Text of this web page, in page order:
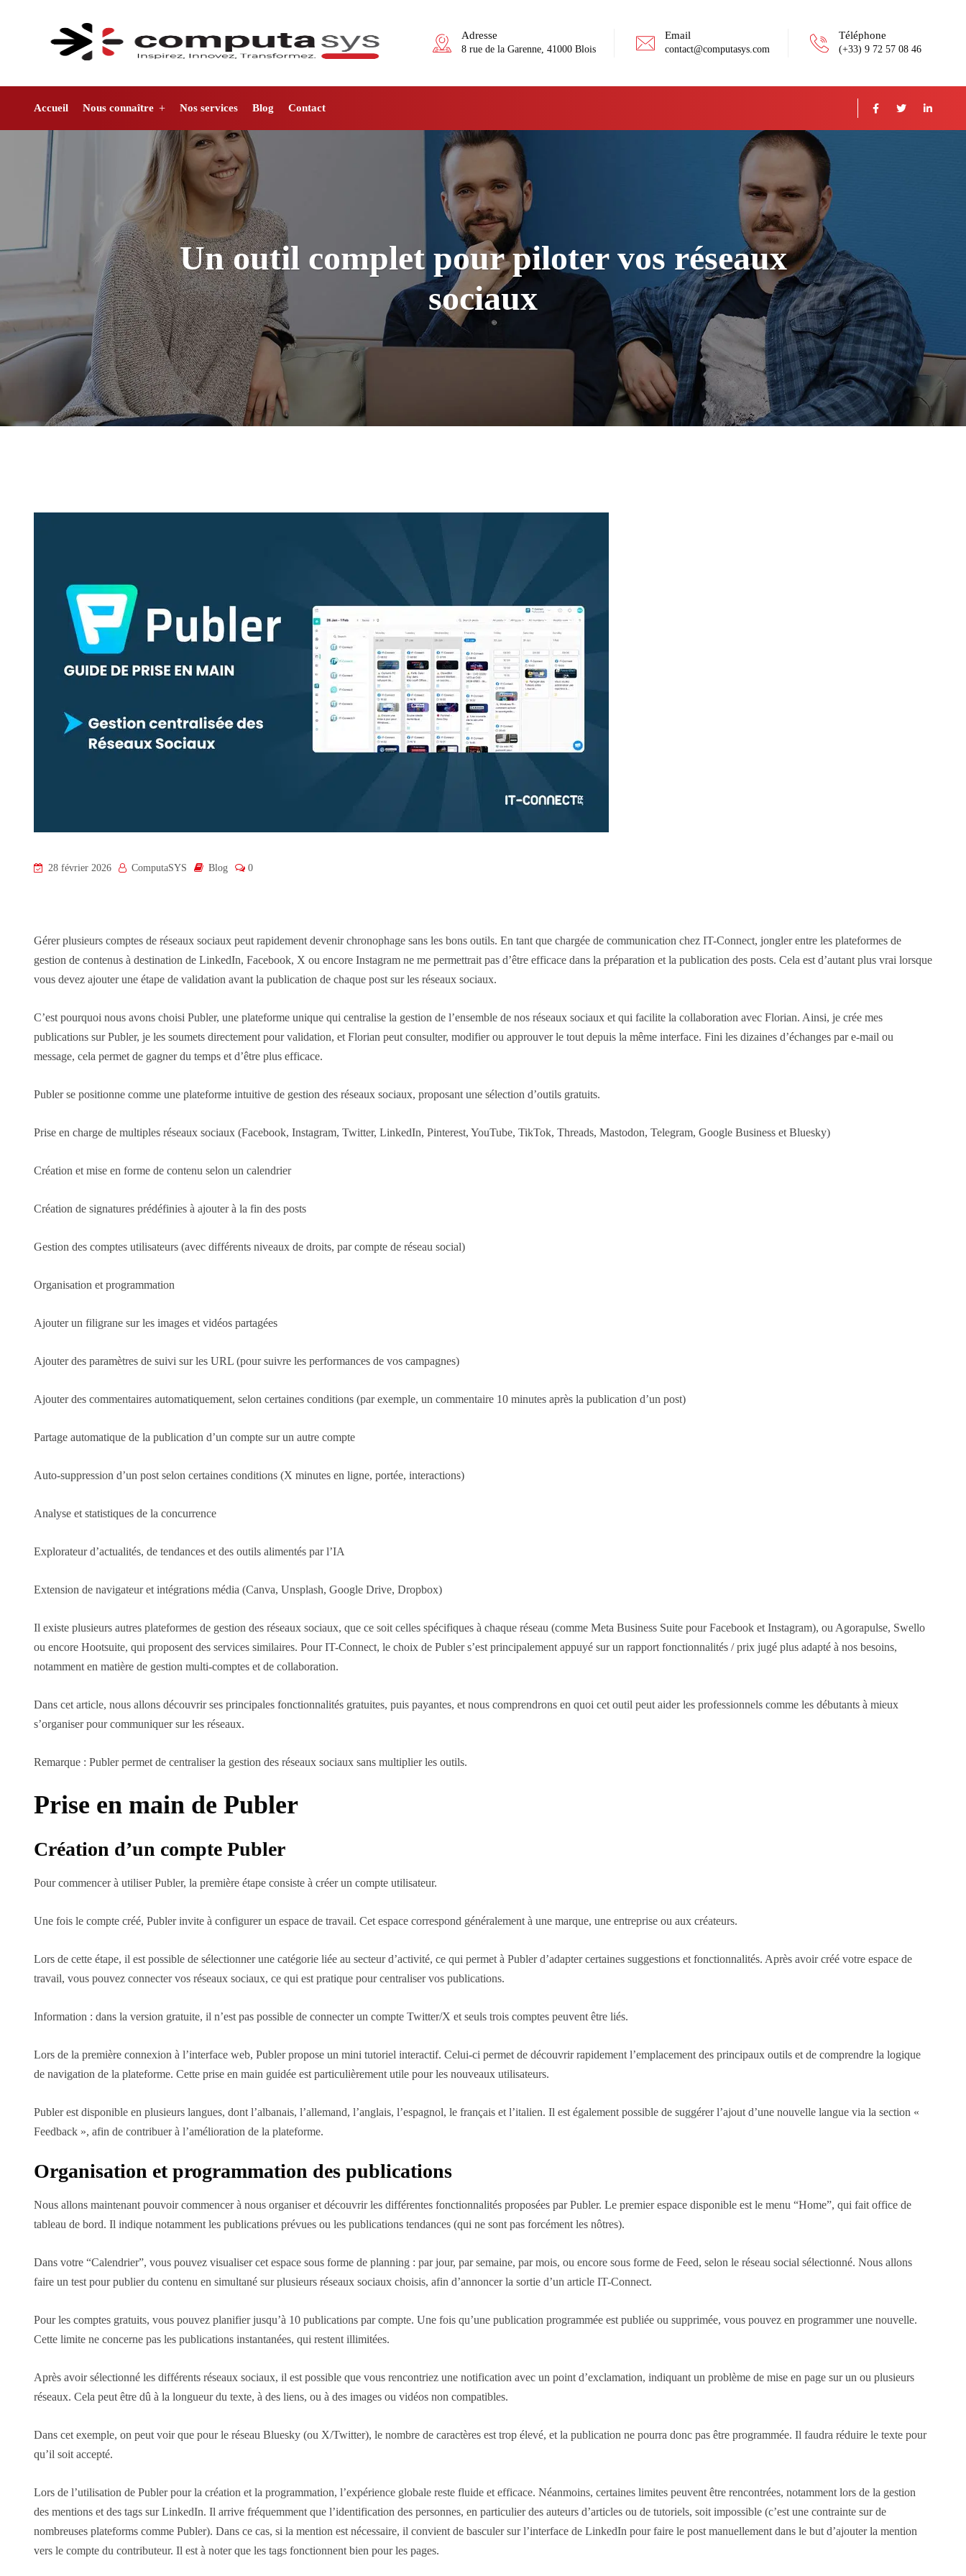
Adresse
8 rue de la Garenne, 41000 Blois
Email
contact@computasys.com
Téléphone
(+33) 9 72 57 08 46
Accueil Nous connaître Nos services Blog Contact
Un outil complet pour piloter vos réseaux
sociaux
28 février 2026 ComputaSYS Blog 0
Gérer plusieurs comptes de réseaux sociaux peut rapidement devenir chronophage sans les bons outils. En tant que chargée de communication chez IT-Connect, jongler entre les plateformes de
gestion de contenus à destination de LinkedIn, Facebook, X ou encore Instagram ne me permettrait pas d’être efficace dans la préparation et la publication des posts. Cela est d’autant plus vrai lorsque
vous devez ajouter une étape de validation avant la publication de chaque post sur les réseaux sociaux.
C’est pourquoi nous avons choisi Publer, une plateforme unique qui centralise la gestion de l’ensemble de nos réseaux sociaux et qui facilite la collaboration avec Florian. Ainsi, je crée mes
publications sur Publer, je les soumets directement pour validation, et Florian peut consulter, modifier ou approuver le tout depuis la même interface. Fini les dizaines d’échanges par e-mail ou
message, cela permet de gagner du temps et d’être plus efficace.
Publer se positionne comme une plateforme intuitive de gestion des réseaux sociaux, proposant une sélection d’outils gratuits.
Prise en charge de multiples réseaux sociaux (Facebook, Instagram, Twitter, LinkedIn, Pinterest, YouTube, TikTok, Threads, Mastodon, Telegram, Google Business et Bluesky)
Création et mise en forme de contenu selon un calendrier
Création de signatures prédéfinies à ajouter à la fin des posts
Gestion des comptes utilisateurs (avec différents niveaux de droits, par compte de réseau social)
Organisation et programmation
Ajouter un filigrane sur les images et vidéos partagées
Ajouter des paramètres de suivi sur les URL (pour suivre les performances de vos campagnes)
Ajouter des commentaires automatiquement, selon certaines conditions (par exemple, un commentaire 10 minutes après la publication d’un post)
Partage automatique de la publication d’un compte sur un autre compte
Auto-suppression d’un post selon certaines conditions (X minutes en ligne, portée, interactions)
Analyse et statistiques de la concurrence
Explorateur d’actualités, de tendances et des outils alimentés par l’IA
Extension de navigateur et intégrations média (Canva, Unsplash, Google Drive, Dropbox)
Il existe plusieurs autres plateformes de gestion des réseaux sociaux, que ce soit celles spécifiques à chaque réseau (comme Meta Business Suite pour Facebook et Instagram), ou Agorapulse, Swello
ou encore Hootsuite, qui proposent des services similaires. Pour IT-Connect, le choix de Publer s’est principalement appuyé sur un rapport fonctionnalités / prix jugé plus adapté à nos besoins,
notamment en matière de gestion multi-comptes et de collaboration.
Dans cet article, nous allons découvrir ses principales fonctionnalités gratuites, puis payantes, et nous comprendrons en quoi cet outil peut aider les professionnels comme les débutants à mieux
s’organiser pour communiquer sur les réseaux.
Remarque : Publer permet de centraliser la gestion des réseaux sociaux sans multiplier les outils.
Prise en main de Publer
Création d’un compte Publer
Pour commencer à utiliser Publer, la première étape consiste à créer un compte utilisateur.
Une fois le compte créé, Publer invite à configurer un espace de travail. Cet espace correspond généralement à une marque, une entreprise ou aux créateurs.
Lors de cette étape, il est possible de sélectionner une catégorie liée au secteur d’activité, ce qui permet à Publer d’adapter certaines suggestions et fonctionnalités. Après avoir créé votre espace de
travail, vous pouvez connecter vos réseaux sociaux, ce qui est pratique pour centraliser vos publications.
Information : dans la version gratuite, il n’est pas possible de connecter un compte Twitter/X et seuls trois comptes peuvent être liés.
Lors de la première connexion à l’interface web, Publer propose un mini tutoriel interactif. Celui-ci permet de découvrir rapidement l’emplacement des principaux outils et de comprendre la logique
de navigation de la plateforme. Cette prise en main guidée est particulièrement utile pour les nouveaux utilisateurs.
Publer est disponible en plusieurs langues, dont l’albanais, l’allemand, l’anglais, l’espagnol, le français et l’italien. Il est également possible de suggérer l’ajout d’une nouvelle langue via la section «
Feedback », afin de contribuer à l’amélioration de la plateforme.
Organisation et programmation des publications
Nous allons maintenant pouvoir commencer à nous organiser et découvrir les différentes fonctionnalités proposées par Publer. Le premier espace disponible est le menu “Home”, qui fait office de
tableau de bord. Il indique notamment les publications prévues ou les publications tendances (qui ne sont pas forcément les nôtres).
Dans votre “Calendrier”, vous pouvez visualiser cet espace sous forme de planning : par jour, par semaine, par mois, ou encore sous forme de Feed, selon le réseau social sélectionné. Nous allons
faire un test pour publier du contenu en simultané sur plusieurs réseaux sociaux choisis, afin d’annoncer la sortie d’un article IT-Connect.
Pour les comptes gratuits, vous pouvez planifier jusqu’à 10 publications par compte. Une fois qu’une publication programmée est publiée ou supprimée, vous pouvez en programmer une nouvelle.
Cette limite ne concerne pas les publications instantanées, qui restent illimitées.
Après avoir sélectionné les différents réseaux sociaux, il est possible que vous rencontriez une notification avec un point d’exclamation, indiquant un problème de mise en page sur un ou plusieurs
réseaux. Cela peut être dû à la longueur du texte, à des liens, ou à des images ou vidéos non compatibles.
Dans cet exemple, on peut voir que pour le réseau Bluesky (ou X/Twitter), le nombre de caractères est trop élevé, et la publication ne pourra donc pas être programmée. Il faudra réduire le texte pour
qu’il soit accepté.
Lors de l’utilisation de Publer pour la création et la programmation, l’expérience globale reste fluide et efficace. Néanmoins, certaines limites peuvent être rencontrées, notamment lors de la gestion
des mentions et des tags sur LinkedIn. Il arrive fréquemment que l’identification des personnes, en particulier des auteurs d’articles ou de tutoriels, soit impossible (c’est une contrainte sur de
nombreuses plateforms comme Publer). Dans ce cas, si la mention est nécessaire, il convient de basculer sur l’interface de LinkedIn pour faire le post manuellement dans le but d’ajouter la mention
vers le compte du contributeur. Il est à noter que les tags fonctionnent bien pour les pages.